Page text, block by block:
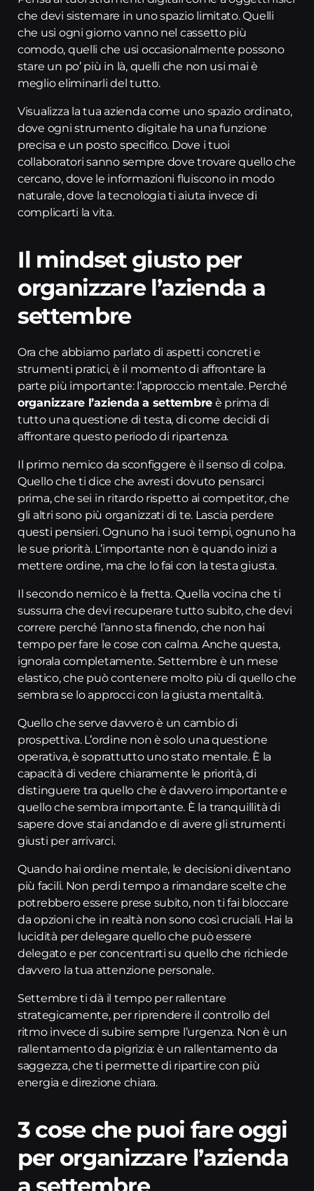
che devi sistemare in uno spazio limitato. Quelli
che usi ogni giorno vanno nel cassetto più
comodo, quelli che usi occasionalmente possono
stare un po’ più in là, quelli che non usi mai è
meglio eliminarli del tutto.
Visualizza la tua azienda come uno spazio ordinato,
dove ogni strumento digitale ha una funzione
precisa e un posto specifico. Dove i tuoi
collaboratori sanno sempre dove trovare quello che
cercano, dove le informazioni fluiscono in modo
naturale, dove la tecnologia ti aiuta invece di
complicarti la vita.
Il mindset giusto per
organizzare l’azienda a
settembre
Ora che abbiamo parlato di aspetti concreti e
strumenti pratici, è il momento di affrontare la
parte più importante: l’approccio mentale. Perché
organizzare l’azienda a settembre è prima di
tutto una questione di testa, di come decidi di
affrontare questo periodo di ripartenza.
Il primo nemico da sconfiggere è il senso di colpa.
Quello che ti dice che avresti dovuto pensarci
prima, che sei in ritardo rispetto ai competitor, che
gli altri sono più organizzati di te. Lascia perdere
questi pensieri. Ognuno ha i suoi tempi, ognuno ha
le sue priorità. L’importante non è quando inizi a
mettere ordine, ma che lo fai con la testa giusta.
Il secondo nemico è la fretta. Quella vocina che ti
sussurra che devi recuperare tutto subito, che devi
correre perché l’anno sta finendo, che non hai
tempo per fare le cose con calma. Anche questa,
ignorala completamente. Settembre è un mese
elastico, che può contenere molto più di quello che
sembra se lo approcci con la giusta mentalità.
Quello che serve davvero è un cambio di
prospettiva. L’ordine non è solo una questione
operativa, è soprattutto uno stato mentale. È la
capacità di vedere chiaramente le priorità, di
distinguere tra quello che è davvero importante e
quello che sembra importante. È la tranquillità di
sapere dove stai andando e di avere gli strumenti
giusti per arrivarci.
Quando hai ordine mentale, le decisioni diventano
più facili. Non perdi tempo a rimandare scelte che
potrebbero essere prese subito, non ti fai bloccare
da opzioni che in realtà non sono così cruciali. Hai la
lucidità per delegare quello che può essere
delegato e per concentrarti su quello che richiede
davvero la tua attenzione personale.
Settembre ti dà il tempo per rallentare
strategicamente, per riprendere il controllo del
ritmo invece di subire sempre l’urgenza. Non è un
rallentamento da pigrizia: è un rallentamento da
saggezza, che ti permette di ripartire con più
energia e direzione chiara.
3 cose che puoi fare oggi
per organizzare l’azienda